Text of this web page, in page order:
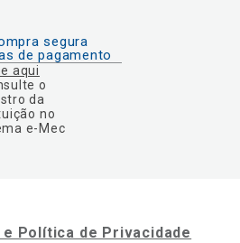
segura
de pagamento
aqui
o
da
no
e-Mec
Política de Privacidade